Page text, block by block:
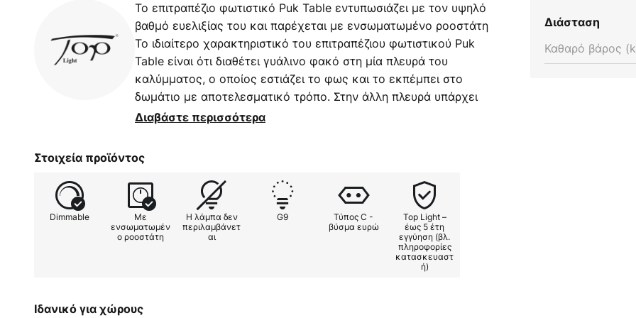
Το επιτραπέζιο φωτιστικό Puk Table εντυπωσιάζει με τον υψηλό
βαθμό ευελιξίας του και παρέχεται με ενσωματωμένο ροοστάτη
Το ιδιαίτερο χαρακτηριστικό του επιτραπέζιου φωτιστικού Puk
Table είναι ότι διαθέτει γυάλινο φακό στη μία πλευρά του
καλύμματος, ο οποίος εστιάζει το φως και το εκπέμπει στο
δωμάτιο με αποτελεσματικό τρόπο. Στην άλλη πλευρά υπάρχει
ένας δίσκος από λευκό ματ γυαλί. Η μέγιστη ευελιξία
αξεσουάρ διατίθενται επίσης προαιρετικά χρωματικά φίλτρα, τα
οποία εισάγονται μεταξύ του περιβλήματος του λαμπτήρα και
του φακού και δημιουργούν όμορφα χρωματικά εφέ σε κόκκινο,
ματζέντα, κίτρινο, μπλε ή πράσινο - εξοπλισμένα με ροοστάτη
αφής στο καλώδιο Τα αποκλειστικά φωτιστικά αυτού του
κατασκευαστή παράγονται στη Γερμανία και χαρακτηρίζονται
από υψηλά πρότυπα ποιότητας και καινοτόμο σχεδιασμό.
Διαβάστε περισσότερα
Στοιχεία προϊόντος
Dimmable
Με
ενσωματωμέν
ο ροοστάτη
Η λάμπα δεν
περιλαμβάνετ
αι
G9
Τύπος C -
βύσμα ευρώ
Top Light –
έως 5 έτη
εγγύηση (βλ.
πληροφορίες
κατασκευαστ
ή)
Ιδανικό για χώρους
Διάσταση
Καθαρό βάρος